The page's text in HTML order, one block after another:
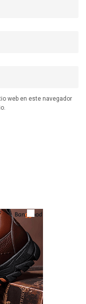
web en este navegador